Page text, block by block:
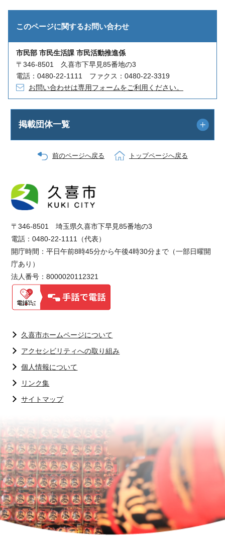
このページに関するお問い合わせ
市民部 市民生活課 市民活動推進係
〒346-8501 久喜市下早見85番地の3
電話：0480-22-1111 ファクス：0480-22-3319
お問い合わせは専用フォームをご利用ください。
掲載団体一覧
前のページへ戻る トップページへ戻る
〒346-8501 埼玉県久喜市下早見85番地の3
電話：0480-22-1111（代表）
開庁時間：平日午前8時45分から午後4時30分まで（一部日曜開
庁あり）
法人番号：8000020112321
久喜市ホームページについて
アクセシビリティへの取り組み
個人情報について
リンク集
サイトマップ